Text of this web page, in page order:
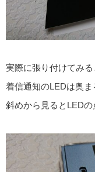
実際に張り付けてみる
着信通知のLEDは奥ま
斜めから見るとLEDの